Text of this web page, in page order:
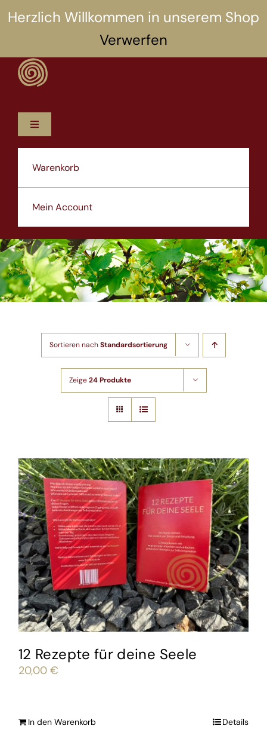
Herzlich Willkommen in unserem Shop
Verwerfen
Inhalt
Toggle
Shop
Warenkorb
Mein Account
Sortieren nachStandardsortierung
Zeige24 Produkte
12 Rezepte für deine Seele
20,00 €
In den Warenkorb Details